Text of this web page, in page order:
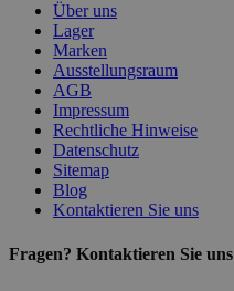
Über uns
Lager
Marken
Ausstellungsraum
AGB
Impressum
Rechtliche Hinweise
Datenschutz
Sitemap
Blog
Kontaktieren Sie uns
Fragen? Kontaktieren Sie uns